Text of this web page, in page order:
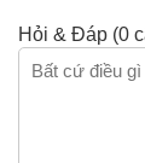
Hỏi & Đáp (0